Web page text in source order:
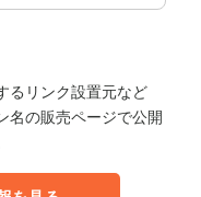
るリンク設置元など
名の販売ページで公開